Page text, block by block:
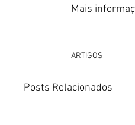
Mais
ARTIGOS
Posts Relacionados